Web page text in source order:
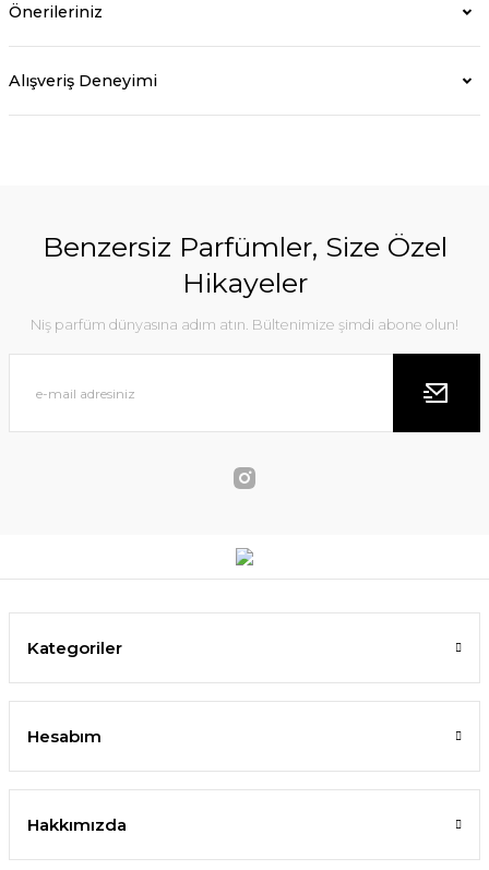
Önerileriniz
Alışveriş Deneyimi
Benzersiz Parfümler, Size Özel
Hikayeler
Niş parfüm dünyasına adım atın. Bültenimize şimdi abone olun!
Kategoriler
Hesabım
Hakkımızda